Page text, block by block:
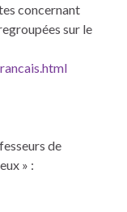
concernant
sur le
de
» :